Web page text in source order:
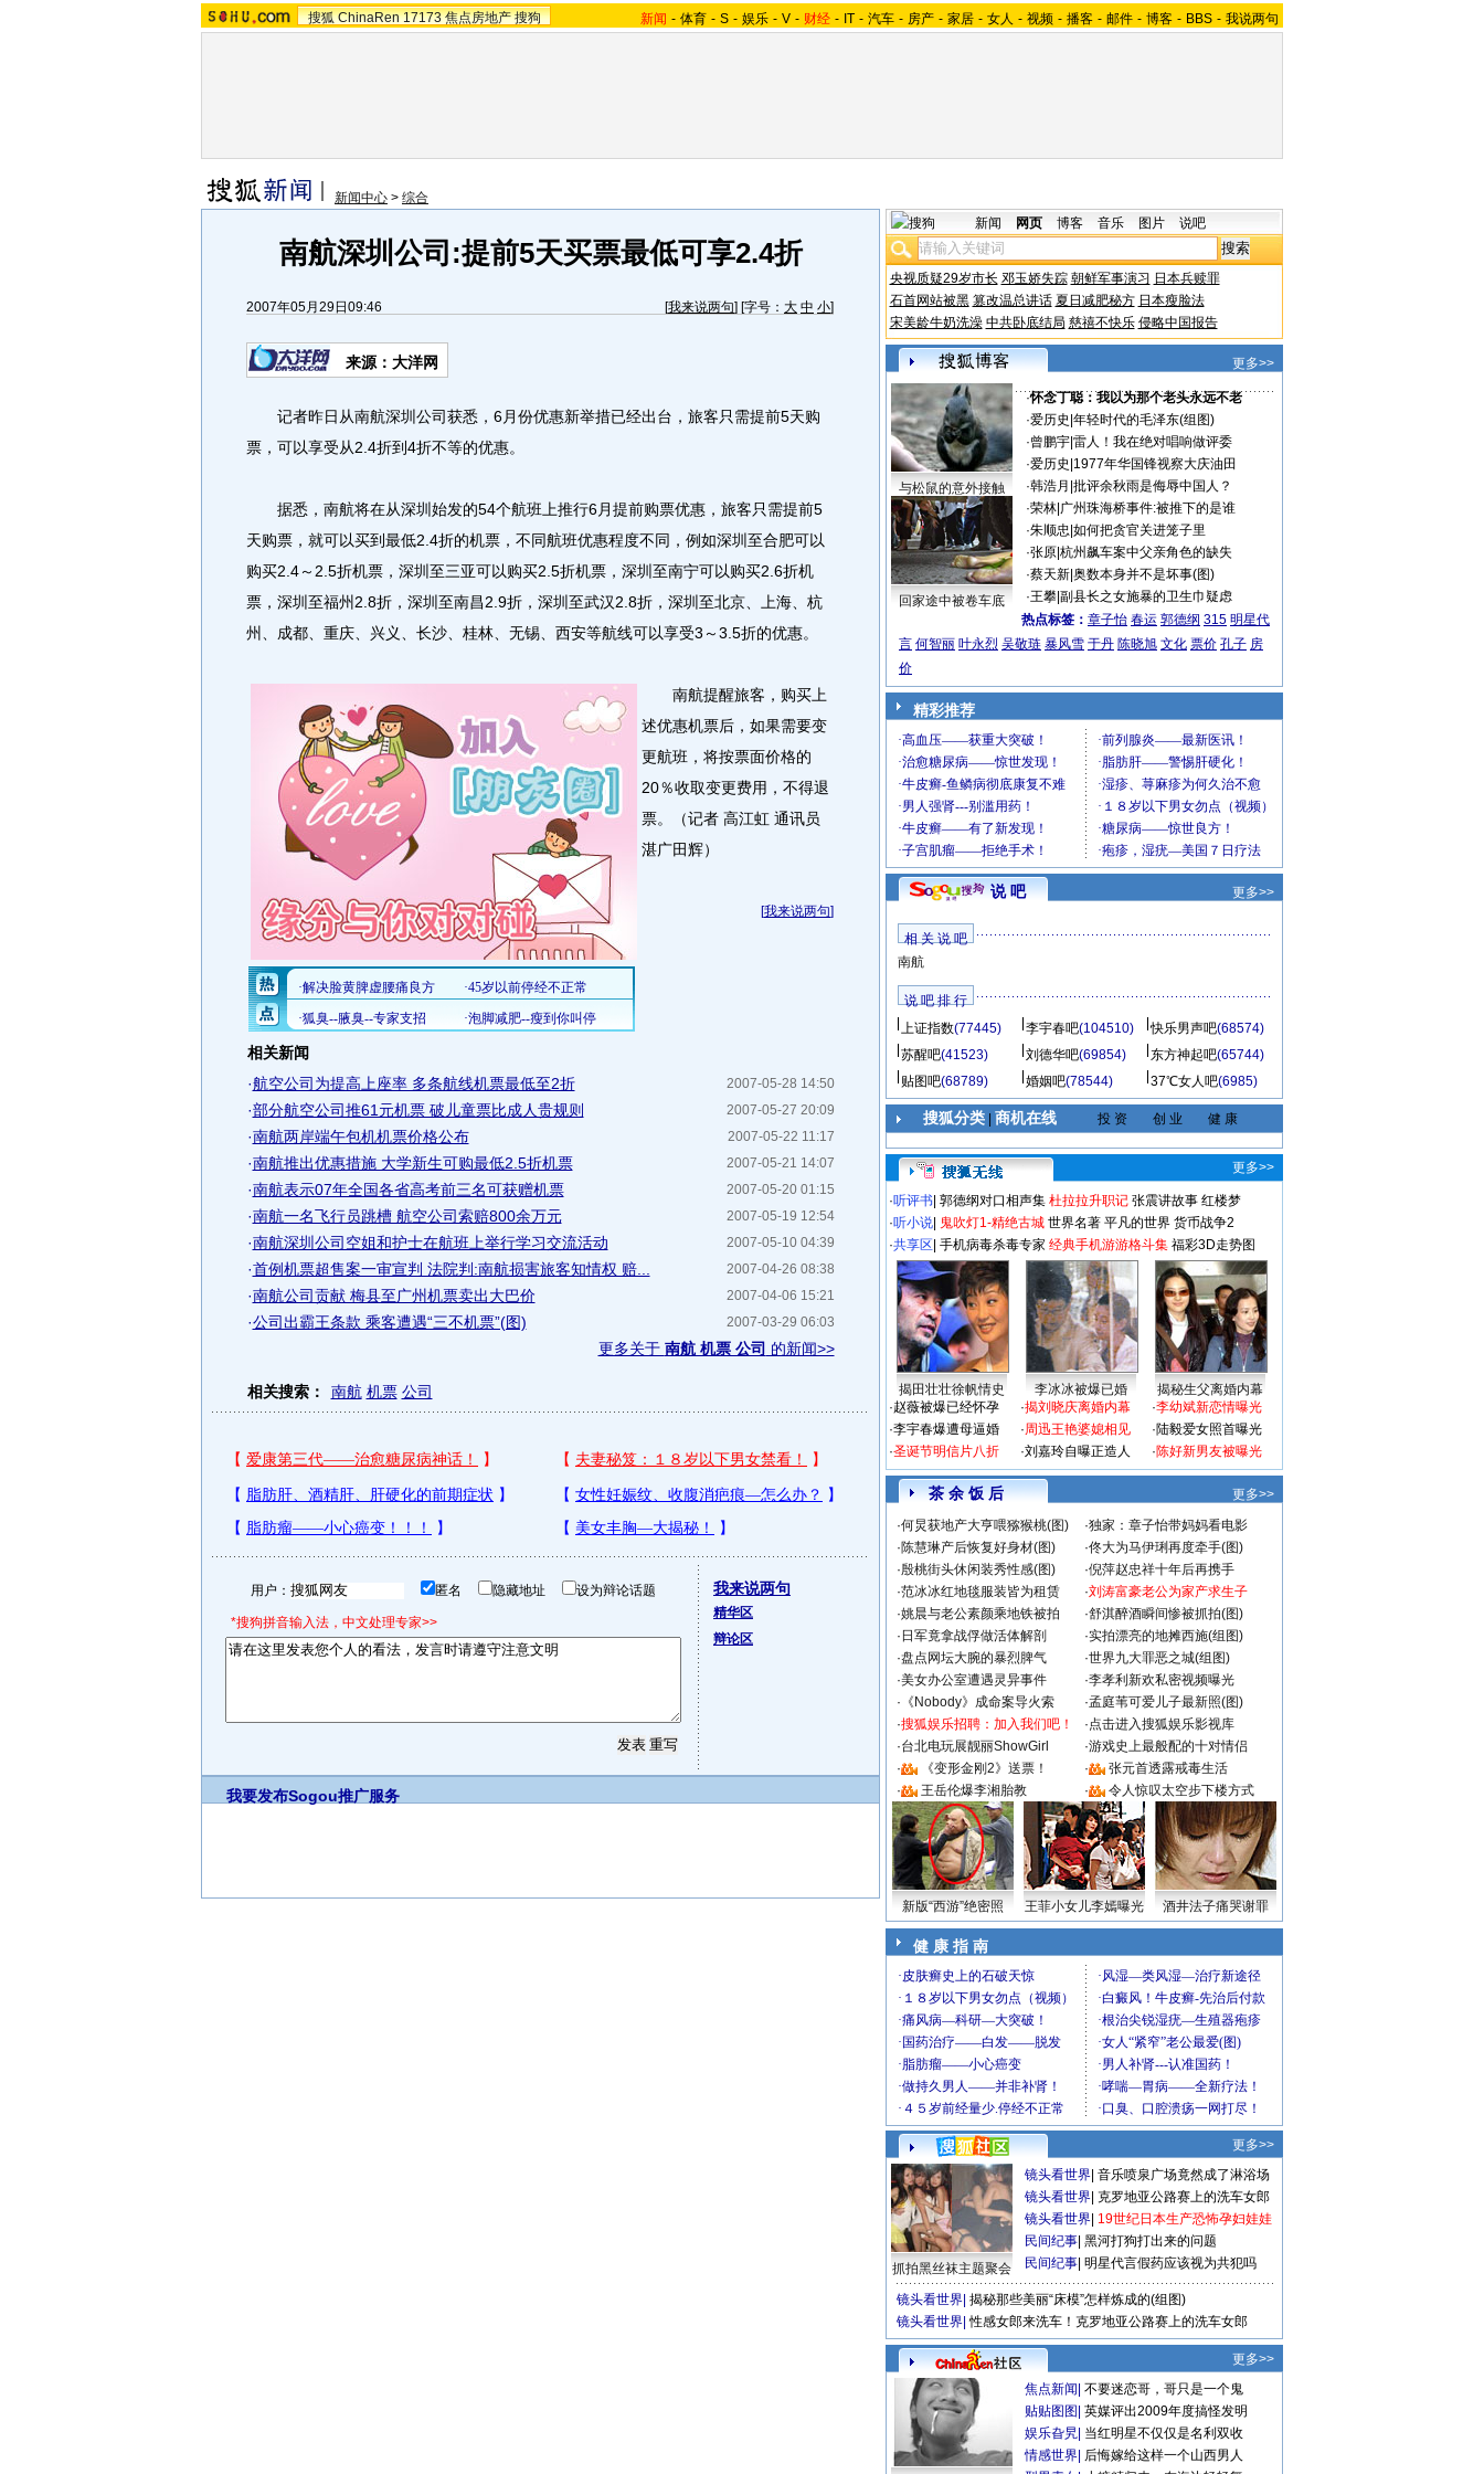
搜狐 ChinaRen 17173 焦点房地产 搜狗 新闻 - 体育 - S - 娱乐 - V - 财经 - IT - 汽车 - 房产 - 家居 - 女人 - 视频 - 播客 - 邮件 - 博客 - BBS - 我说两句
新闻中心 > 综合
南航深圳公司:提前5天买票最低可享2.4折
2007年05月29日09:46 [我来说两句] [字号： 大 中 小]
来源：大洋网
记者昨日从南航深圳公司获悉，6月份优惠新举措已经出台，旅客只需提前5天购
票，可以享受从2.4折到4折不等的优惠。
据悉，南航将在从深圳始发的54个航班上推行6月提前购票优惠，旅客只需提前5
天购票，就可以买到最低2.4折的机票，不同航班优惠程度不同，例如深圳至合肥可以
购买2.4～2.5折机票，深圳至三亚可以购买2.5折机票，深圳至南宁可以购买2.6折机
票，深圳至福州2.8折，深圳至南昌2.9折，深圳至武汉2.8折，深圳至北京、上海、杭
州、成都、重庆、兴义、长沙、桂林、无锡、西安等航线可以享受3～3.5折的优惠。
南航提醒旅客，购买上
述优惠机票后，如果需要变
更航班，将按票面价格的
20％收取变更费用，不得退
票。（记者 高江虹 通讯员
湛广田辉）
[我来说两句]
相关新闻
2007-05-28 14:50
·航空公司为提高上座率 多条航线机票最低至2折
2007-05-27 20:09
·部分航空公司推61元机票 破儿童票比成人贵规则
2007-05-22 11:17
·南航两岸端午包机机票价格公布
2007-05-21 14:07
·南航推出优惠措施 大学新生可购最低2.5折机票
2007-05-20 01:15
·南航表示07年全国各省高考前三名可获赠机票
2007-05-19 12:54
·南航一名飞行员跳槽 航空公司索赔800余万元
2007-05-10 04:39
·南航深圳公司空姐和护士在航班上举行学习交流活动
2007-04-26 08:38
·首例机票超售案一审宣判 法院判:南航损害旅客知情权 赔...
2007-04-06 15:21
·南航公司贡献 梅县至广州机票卖出大巴价
2007-03-29 06:03
·公司出霸王条款 乘客遭遇“三不机票”(图)
更多关于 南航 机票 公司 的新闻>>
相关搜索： 南航 机票 公司
用户： 匿名 隐藏地址 设为辩论话题
*搜狗拼音输入法，中文处理专家>>
我来说两句
精华区
辩论区
我要发布Sogou推广服务
新闻 网页 博客 音乐 图片 说吧
央视质疑29岁市长 邓玉娇失踪 朝鲜军事演习 日本兵赎罪
石首网站被黑 篡改温总讲话 夏日减肥秘方 日本瘦脸法
宋美龄牛奶洗澡 中共卧底结局 慈禧不快乐 侵略中国报告
更多>>
与松鼠的意外接触
回家途中被卷车底
·怀念丁聪：我以为那个老头永远不老
·爱历史 年轻时代的毛泽东(组图)
·曾鹏宇| 雷人！我在绝对唱响做评委
·爱历史 1977年华国锋视察大庆油田
·韩浩月 批评余秋雨是侮辱中国人？
·荣林| 广州珠海桥事件:被推下的是谁
·朱顺忠 如何把贪官关进笼子里
·张原| 杭州飙车案中父亲角色的缺失
·蔡天新| 奥数本身并不是坏事(图)
·王攀| 副县长之女施暴的卫生巾疑虑
热点标签： 章子怡 春运 郭德纲 315 明星代
言 何智丽 叶永烈 吴敬琏 暴风雪 于丹 陈晓旭 文化 票价 孔子 房
价
精彩推荐
说 吧 更多>>
相 关 说 吧
南航
说 吧 排 行
上证指数(77445) 李宇春吧(104510) 快乐男声吧(68574)
苏醒吧(41523) 刘德华吧(69854) 东方神起吧(65744)
贴图吧(68789) 婚姻吧(78544) 37℃女人吧(6985)
搜狐分类| 商机在线 投 资 创 业 健 康
更多>>
·听评书 郭德纲对口相声集 杜拉拉升职记 张震讲故事 红楼梦
·听小说 鬼吹灯1-精绝古城 世界名著 平凡的世界 货币战争2
·共享区 手机病毒杀毒专家 经典手机游游格斗集 福彩3D走势图
揭田壮壮徐帆情史 李冰冰被爆已婚
揭秘生父离婚内幕
·赵薇被爆已经怀孕
·李宇春爆遭母逼婚
·圣诞节明信片八折
·揭刘晓庆离婚内幕
·周迅王艳婆媳相见
·刘嘉玲自曝正造人
·李幼斌新恋情曝光
·陆毅爱女照首曝光
·陈好新男友被曝光
茶 余 饭 后
更多>>
·何炅获地产大亨喂猕猴桃(图) ·独家：章子怡带妈妈看电影
·陈慧琳产后恢复好身材(图) ·佟大为马伊琍再度牵手(图)
·殷桃街头休闲装秀性感(图) ·倪萍赵忠祥十年后再携手
·范冰冰红地毯服装皆为租赁 ·刘涛富豪老公为家产求生子
·姚晨与老公素颜乘地铁被拍 ·舒淇醉酒瞬间惨被抓拍(图)
· 日军竟拿战俘做活体解剖 ·实拍漂亮的地摊西施(组图)
·盘点网坛大腕的暴烈脾气 ·世界九大罪恶之城(组图)
·美女办公室遭遇灵异事件 ·李孝利新欢私密视频曝光
· 《Nobody》成命案导火索 ·孟庭苇可爱儿子最新照(图)
·搜狐娱乐招聘：加入我们吧！ ·点击进入搜狐娱乐影视库
·台北电玩展靓丽ShowGirl ·游戏史上最般配的十对情侣
·
《变形金刚2》送票！ ·
张元首透露戒毒生活
·
王岳伦爆李湘胎教 · 令人惊叹太空步下楼方式
新版“西游”绝密照 王菲小女儿李嫣曝光 酒井法子痛哭谢罪
健 康 指 南
更多>>
抓拍黑丝袜主题聚会
镜头看世界 音乐喷泉广场竟然成了淋浴场
镜头看世界 克罗地亚公路赛上的洗车女郎
镜头看世界 19世纪日本生产恐怖孕妇娃娃
民间纪事 黑河打狗打出来的问题
民间纪事 明星代言假药应该视为共犯吗
镜头看世界 揭秘那些美丽“床模”怎样炼成的(组图)
镜头看世界 性感女郎来洗车！克罗地亚公路赛上的洗车女郎
更多>>
焦点新闻 不要迷恋哥，哥只是一个鬼
贴贴图图 英媒评出2009年度搞怪发明
娱乐旮旯 当红明星不仅仅是名利双收
情感世界 后悔嫁给这样一个山西男人